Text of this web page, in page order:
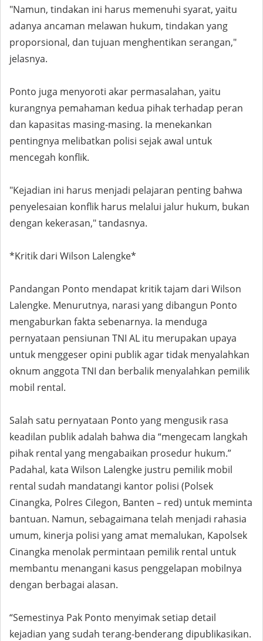
"Namun, tindakan ini harus memenuhi syarat, yaitu
adanya ancaman melawan hukum, tindakan yang
proporsional, dan tujuan menghentikan serangan,"
jelasnya.
Ponto juga menyoroti akar permasalahan, yaitu
kurangnya pemahaman kedua pihak terhadap peran
dan kapasitas masing-masing. Ia menekankan
pentingnya melibatkan polisi sejak awal untuk
mencegah konflik.
"Kejadian ini harus menjadi pelajaran penting bahwa
penyelesaian konflik harus melalui jalur hukum, bukan
dengan kekerasan," tandasnya.
*Kritik dari Wilson Lalengke*
Pandangan Ponto mendapat kritik tajam dari Wilson
Lalengke. Menurutnya, narasi yang dibangun Ponto
mengaburkan fakta sebenarnya. Ia menduga
pernyataan pensiunan TNI AL itu merupakan upaya
untuk menggeser opini publik agar tidak menyalahkan
oknum anggota TNI dan berbalik menyalahkan pemilik
mobil rental.
Salah satu pernyataan Ponto yang mengusik rasa
keadilan publik adalah bahwa dia “mengecam langkah
pihak rental yang mengabaikan prosedur hukum.”
Padahal, kata Wilson Lalengke justru pemilik mobil
rental sudah mandatangi kantor polisi (Polsek
Cinangka, Polres Cilegon, Banten – red) untuk meminta
bantuan. Namun, sebagaimana telah menjadi rahasia
umum, kinerja polisi yang amat memalukan, Kapolsek
Cinangka menolak permintaan pemilik rental untuk
membantu menangani kasus penggelapan mobilnya
dengan berbagai alasan.
“Semestinya Pak Ponto menyimak setiap detail
kejadian yang sudah terang-benderang dipublikasikan.